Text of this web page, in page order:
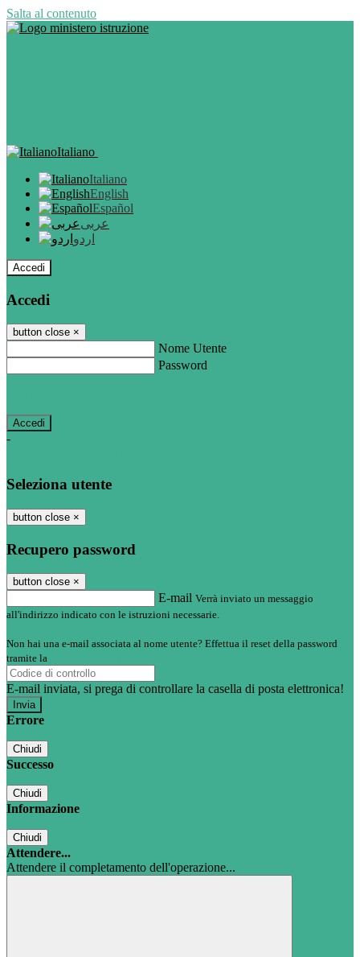
Salta al contenuto
Italiano
Italiano
English
Español
عربى
اردو
Accedi
Accedi
button close ×
Nome Utente
Password
-
Seleziona utente
button close ×
Recupero password
button close ×
E-mail Verrà inviato un messaggio
all'indirizzo indicato con le istruzioni necessarie.
Non hai una e-mail associata al nome utente? Effettua il reset della password
tramite la
E-mail inviata, si prega di controllare la casella di posta elettronica!
Errore
Chiudi
Successo
Chiudi
Informazione
Chiudi
Attendere...
Attendere il completamento dell'operazione...